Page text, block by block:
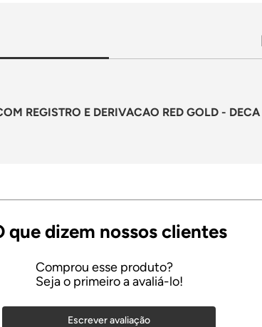
REGISTRO E DERIVACAO RED GOLD - DECA
Escrever avaliação